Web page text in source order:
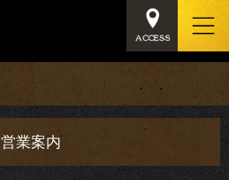
営業案内